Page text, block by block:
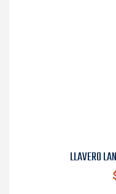
LLAVERO